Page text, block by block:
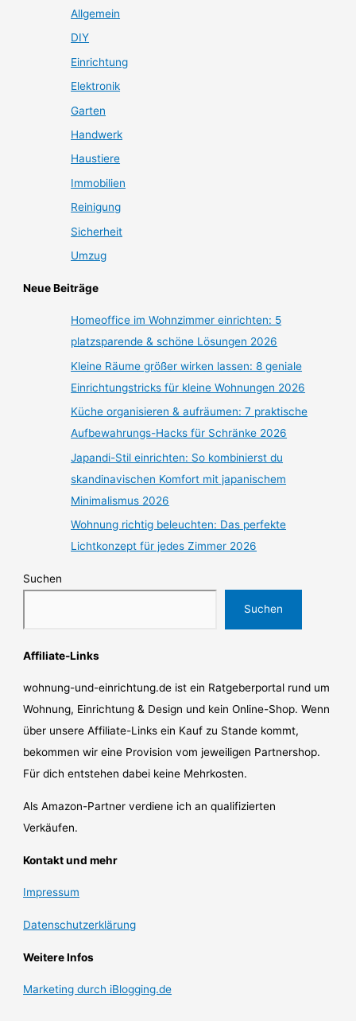
Allgemein
DIY
Einrichtung
Elektronik
Garten
Handwerk
Haustiere
Immobilien
Reinigung
Sicherheit
Umzug
Neue Beiträge
Homeoffice im Wohnzimmer einrichten: 5
platzsparende & schöne Lösungen 2026
Kleine Räume größer wirken lassen: 8 geniale
Einrichtungstricks für kleine Wohnungen 2026
Küche organisieren & aufräumen: 7 praktische
Aufbewahrungs-Hacks für Schränke 2026
Japandi-Stil einrichten: So kombinierst du
skandinavischen Komfort mit japanischem
Minimalismus 2026
Wohnung richtig beleuchten: Das perfekte
Lichtkonzept für jedes Zimmer 2026
Suchen
Suchen
Affiliate-Links
wohnung-und-einrichtung.de ist ein Ratgeberportal rund um
Wohnung, Einrichtung & Design und kein Online-Shop. Wenn
über unsere Affiliate-Links ein Kauf zu Stande kommt,
bekommen wir eine Provision vom jeweiligen Partnershop.
Für dich entstehen dabei keine Mehrkosten.
Als Amazon-Partner verdiene ich an qualifizierten
Verkäufen.
Kontakt und mehr
Impressum
Datenschutzerklärung
Weitere Infos
Marketing durch iBlogging.de